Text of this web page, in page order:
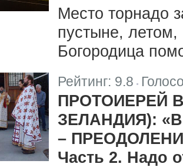
Место торнадо
пустыне,
Богородица
Рейтинг: 9.8 |
ПРОТОИЕРЕЙ
ЗЕЛАНДИЯ):
–
Часть 2. Надо